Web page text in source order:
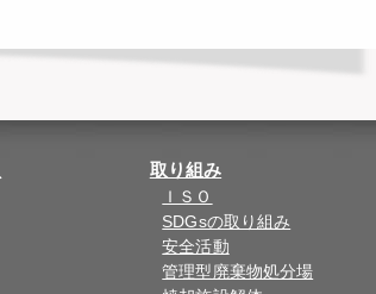
取り組み
ＩＳＯ
SDGsの取り組み
安全活動
管理型廃棄物処分場